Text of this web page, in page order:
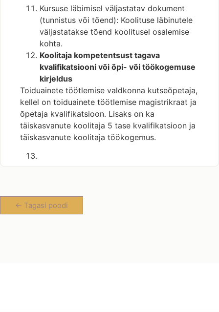
Kursuse läbimisel väljastatav dokument
(tunnistus või tõend): Koolituse läbinutele
väljastatakse tõend koolitusel osalemise
kohta.
Koolitaja kompetentsust tagava
kvalifikatsiooni või õpi- või töökogemuse
kirjeldus
Toiduainete töötlemise valdkonna kutseõpetaja,
kellel on toiduainete töötlemise magistrikraat ja
õpetaja kvalifikatsioon. Lisaks on ka
täiskasvanute koolitaja 5 tase kvalifikatsioon ja
täiskasvanute koolitaja töökogemus.
<- Tagasi poodi